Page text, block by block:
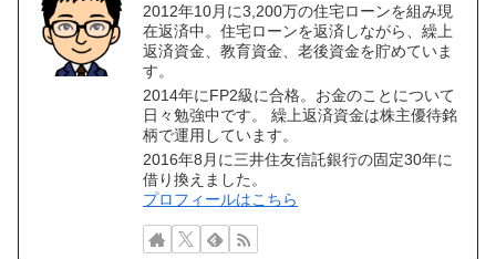
2012年10月に3,200万の住宅ローンを組み現
在返済中。住宅ローンを返済しながら、繰上
返済資金、教育資金、老後資金を貯めていま
す。
2014年にFP2級に合格。お金のことについて
日々勉強中です。 繰上返済資金は株主優待銘
柄で運用しています。
2016年8月に三井住友信託銀行の固定30年に
借り換えました。
プロフィールはこちら